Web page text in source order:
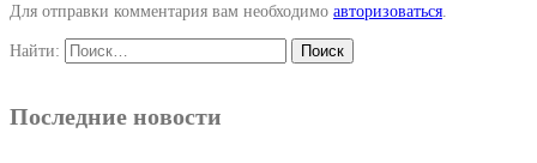
Для отправки комментария вам необходимо авторизоваться
Найти:
Последние новости